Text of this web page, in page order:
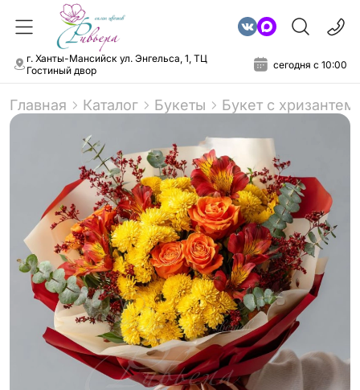
г. Ханты-Мансийск ул. Энгельса, 1, ТЦ
Гостиный двор
сегодня с 10:00
Главная Каталог Букеты Букет с